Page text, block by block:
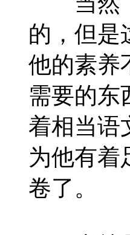
的，但是
他的素养
需要的东
着相当语
为他有着
卷了。